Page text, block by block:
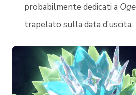
probabilmente dedicati a
trapelato sulla data d’uscita.